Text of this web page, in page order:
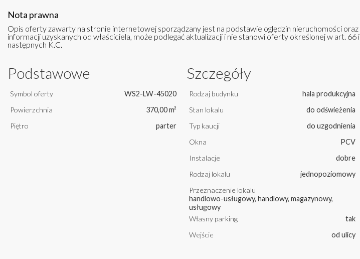
Nota prawna
Opis oferty zawarty na stronie internetowej sporządzany jest na podstawie oględzin nieruchomości oraz
informacji uzyskanych od właściciela, może podlegać aktualizacji i nie stanowi oferty określonej w art. 66 i
następnych K.C.
Podstawowe
Symbol oferty
WS2-LW-45020
Powierzchnia
370,00 m²
Piętro
parter
Szczegóły
Rodzaj budynku
hala produkcyjna
Stan lokalu
do odświeżenia
Typ kaucji
do uzgodnienia
Okna
PCV
Instalacje
dobre
Rodzaj lokalu
jednopoziomowy
Przeznaczenie lokalu
handlowo-usługowy, handlowy, magazynowy,
usługowy
Własny parking
tak
Wejście
od ulicy